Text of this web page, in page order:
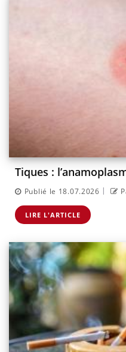
Tiques :
Publié le 18.07.2026 |
LIRE L'ARTICLE